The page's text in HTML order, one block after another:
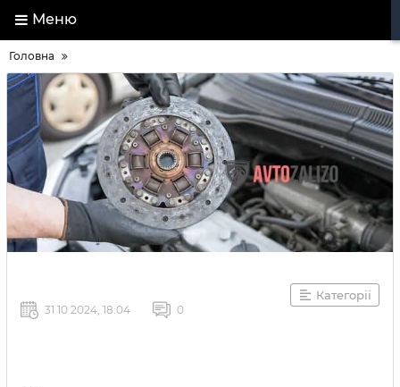
Меню
Головна
Категорії
31 10 2024, 18:04 0